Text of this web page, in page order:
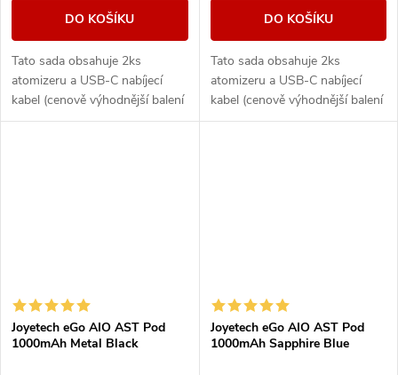
DO KOŠÍKU
Tato sada obsahuje 2ks
atomizeru a USB-C nabíjecí
kabel (cenově výhodnější balení
oproti základní verzi). Ikona
DO KOŠÍKU
Tato sada obsahuje 2ks
atomizeru a USB-C nabíjecí
kabel (cenově výhodnější balení
oproti základní verzi). Ikona
Joyetech eGo AIO AST Pod
1000mAh Metal Black
Joyetech eGo AIO AST Pod
1000mAh Sapphire Blue